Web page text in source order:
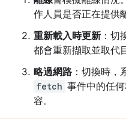
作人員是否正在提供
重新載入時更新 ：切
都會重新擷取並取代
略過網路 ：切換時，
fetch 事件中的任
容。